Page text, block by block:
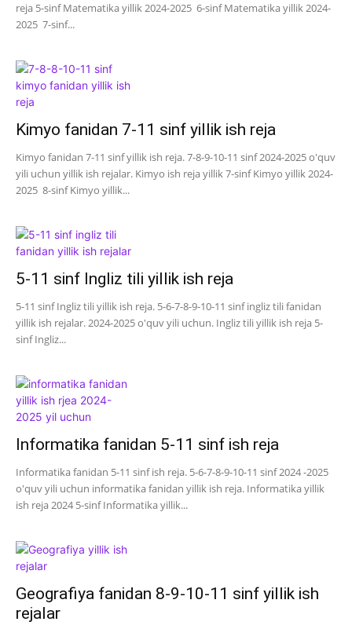
reja 5-sinf Matematika yillik 2024-2025 6-sinf Matematika yillik 2024-
2025 7-sinf...
Kimyo fanidan 7-11 sinf yillik ish reja
Kimyo fanidan 7-11 sinf yillik ish reja. 7-8-9-10-11 sinf 2024-2025 o'quv
yili uchun yillik ish rejalar. Kimyo ish reja yillik 7-sinf Kimyo yillik 2024-
2025 8-sinf Kimyo yillik...
5-11 sinf Ingliz tili yillik ish reja
5-11 sinf Ingliz tili yillik ish reja. 5-6-7-8-9-10-11 sinf ingliz tili fanidan
yillik ish rejalar. 2024-2025 o'quv yili uchun. Ingliz tili yillik ish reja 5-
sinf Ingliz...
Informatika fanidan 5-11 sinf ish reja
Informatika fanidan 5-11 sinf ish reja. 5-6-7-8-9-10-11 sinf 2024 -2025
o'quv yili uchun informatika fanidan yillik ish reja. Informatika yillik
ish reja 2024 5-sinf Informatika yillik...
Geografiya fanidan 8-9-10-11 sinf yillik ish
rejalar